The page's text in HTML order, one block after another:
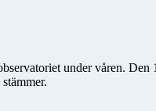
under våren.